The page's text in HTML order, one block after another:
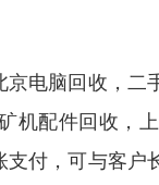
京电脑回收，二
机配件回收，
支付，可与客户